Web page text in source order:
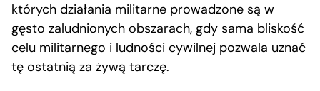
których działania militarne prowadzone są w
gęsto zaludnionych obszarach, gdy sama bliskość
celu militarnego i ludności cywilnej pozwala uznać
tę ostatnią za żywą tarczę.